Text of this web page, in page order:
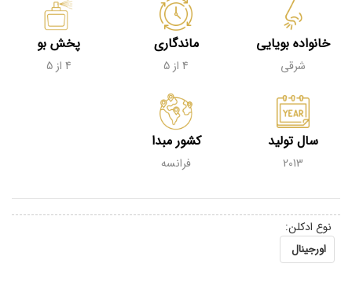
خانواده بویایی
شرقی
ماندگاری
4 از 5
پخش بو
4 از 5
سال تولید
2013
کشور مبدا
فرانسه
نوع ادکلن:
اورجینال